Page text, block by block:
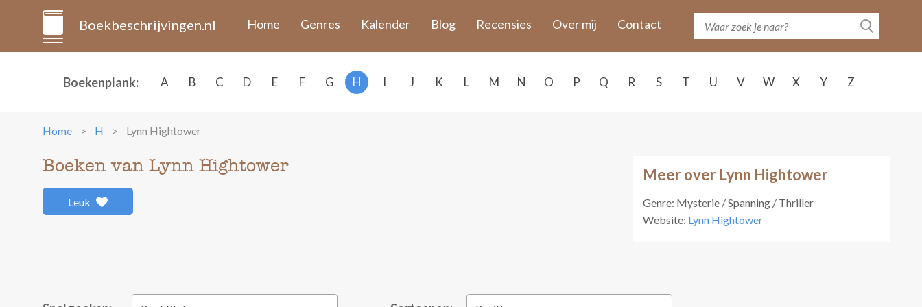
Boekbeschrijvingen.nl Home Genres Kalender Blog Recensies Over mij Contact
Boekenplank: A B C D E F G H I J K L M N O P Q R S T U V W X Y Z
Home H Lynn Hightower
Meer over Lynn Hightower
Genre: Mysterie / Spanning / Thriller
Website: Lynn Hightower
Boeken van Lynn Hightower
Leuk